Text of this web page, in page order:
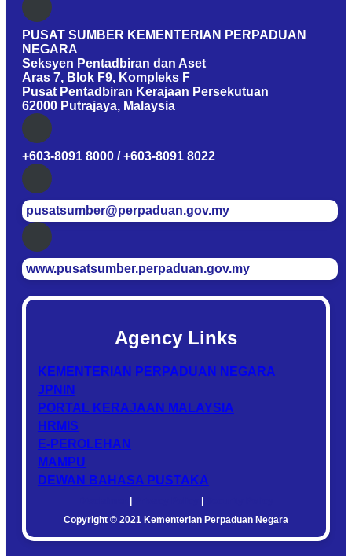
PUSAT SUMBER KEMENTERIAN PERPADUAN
NEGARA
Seksyen Pentadbiran dan Aset
Aras 7, Blok F9, Kompleks F
Pusat Pentadbiran Kerajaan Persekutuan
62000 Putrajaya, Malaysia
+603-8091 8000 / +603-8091 8022
pusatsumber@perpaduan.gov.my
www.pusatsumber.perpaduan.gov.my
Agency Links
KEMENTERIAN PERPADUAN NEGARA
JPNIN
PORTAL KERAJAAN MALAYSIA
HRMIS
E-PEROLEHAN
MAMPU
DEWAN BAHASA PUSTAKA
| |
Copyright © 2021 Kementerian Perpaduan Negara